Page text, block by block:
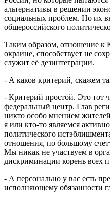
альтернативы в решении
социальных проблем. Но их
общероссийского
Таким образом, отношение к
окраине, способствует не
служит её дезинтеграции.
- А каков критерий, скажем
- Критерий простой. Это тот
федеральный центр. Глав
никто особо мнением
я или кто-то являемся
политического
отношения, по большому
Мы никак не участвуем в
дискриминации корень всех
- А персонально у вас есть
исполняющему обязанности